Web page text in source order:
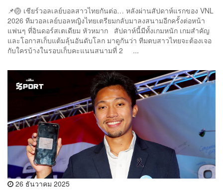
📌🏐 เชียร์วอลเลย์บอลสาวไทยกันต่อ… หลังผ่านสัปดาห์แรกของ VNL
2026 ทีมวอลเลย์บอลหญิงไทยเตรียมกลับมาลงสนามอีกครั้งต่อหน้า
แฟนๆ ที่อินดอร์สเตเดียม หัวหมาก สัปดาห์นี้มีทั้งเกมหนัก เกมสำคัญ
และโอกาสเก็บแต้มลุ้นอันดับโลก มาดูกันว่า ทีมตบสาวไทยจะต้องเจอ
กับใครบ้างในรอบเก็บคะแนนสนามที่ 2 ...
26 ธันวาคม 2025